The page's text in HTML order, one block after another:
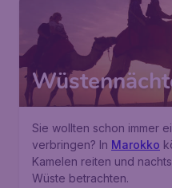
Sie wollten schon immer
verbringen? In Marokko
Kamelen reiten und
Wüste betrachten.